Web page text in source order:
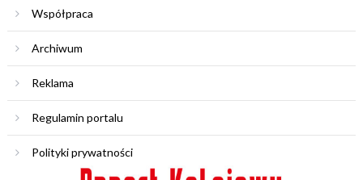
Współpraca
Archiwum
Reklama
Regulamin portalu
Polityki prywatności